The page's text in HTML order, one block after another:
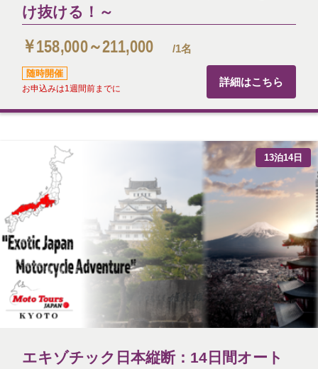
け抜ける！～
￥158,000～211,000 /1名
随時開催
お申込みは1週間前までに
詳細はこちら
13泊14日
エキゾチック日本縦断：14日間オート